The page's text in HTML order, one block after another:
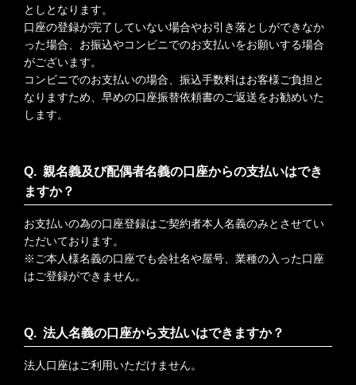
としとなります。
口座の登録が完了していない場合やお引き落としができなか
った場合、お振込やコンビニでのお支払いをお願いする場合
がございます。
コンビニでのお支払いの場合、振込手数料はお客様ご負担と
なりますため、早めの口座振替依頼書のご返送をお勧めいた
します。
親名義及び配偶者名義の口座からの支払いはでき
ますか？
お支払いの為の口座登録はご契約者本人名義のみとさせてい
ただいております。
※ご本人様名義の口座でも会社名や屋号、業種の入った口座
はご登録ができません。
法人名義の口座から支払いはできますか？
法人口座はご利用いただけません。